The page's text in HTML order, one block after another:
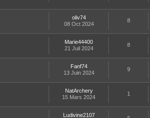
oliv74
08 Oct 2024
8
Marie44400
21 Juil 2024
8
Fanf74
13 Juin 2024
9
NatArchery
15 Mars 2024
1
Ludivine2107